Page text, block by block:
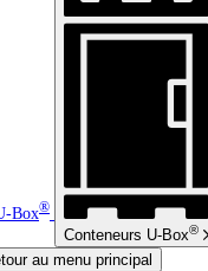
Box®
Conteneurs U-Box®
au menu principal